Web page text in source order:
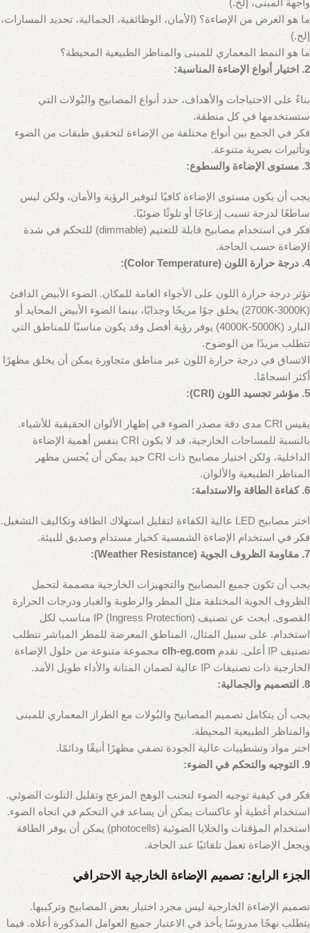
واجهة المبنى، إلخ.)
ما هو الغرض من الإضاءة؟ (الأمان، الوظائفية، الجمالية، تحديد المسارات،
إلخ.)
ما هو النمط المعماري للمبنى والمناظر الطبيعية المحيطة؟
2. اختيار أنواع الإضاءة المناسبة:
بناءً على الاحتياجات والأهداف، حدد أنواع المصابيح والبُولات التي
ستستخدمها في كل منطقة.
فكر في الجمع بين أنواع مختلفة من الإضاءة لتحقيق طبقات من الضوء
وتأثيرات بصرية متنوعة.
3. مستوى الإضاءة والسطوع:
يجب أن يكون مستوى الإضاءة كافيًا لتوفير الرؤية والأمان، ولكن ليس
ساطعًا لدرجة تسبب إزعاجًا أو تلوثًا ضوئيًا.
فكر في استخدام مصابيح قابلة للتعتيم (dimmable) للتحكم في شدة
الإضاءة حسب الحاجة.
4. درجة حرارة اللون (Color Temperature):
تؤثر درجة حرارة اللون على الأجواء العامة للمكان. الضوء الأبيض الدافئ
(2700K-3000K) يخلق جوًا مريحًا وجذابًا، بينما الضوء الأبيض المحايد أو
البارد (4000K-5000K) يوفر رؤية أفضل وقد يكون مناسبًا للمناطق التي
تتطلب مزيدًا من الوضوح.
الاتساق في درجة حرارة اللون عبر مناطق متجاورة يمكن أن يخلق مظهرًا
أكثر انسجامًا.
5. مؤشر تجسيد اللون (CRI):
يقيس CRI مدى دقة مصدر الضوء في إظهار الألوان الحقيقية للأشياء.
بالنسبة للمساحات الخارجية، قد لا يكون CRI بنفس أهمية الإضاءة
الداخلية، ولكن اختيار مصابيح ذات CRI جيد يمكن أن يُحسن مظهر
المناظر الطبيعية والألوان.
6. كفاءة الطاقة والاستدامة:
اختر مصابيح LED عالية الكفاءة لتقليل استهلاك الطاقة وتكاليف التشغيل.
فكر في استخدام الإضاءة الشمسية كخيار مستدام وصديق للبيئة.
7. مقاومة الظروف الجوية (Weather Resistance):
يجب أن تكون جميع المصابيح والتجهيزات الخارجية مصممة لتحمل
الظروف الجوية المختلفة مثل المطر والرطوبة والغبار ودرجات الحرارة
القصوى. ابحث عن تصنيف IP (Ingress Protection) مناسب لكل
استخدام. على سبيل المثال، المناطق المعرضة للمطر المباشر تتطلب
تصنيف IP أعلى. تقدم
clh-eg.com مجموعة متنوعة من حلول الإضاءة
الخارجية ذات تصنيفات IP عالية لضمان المتانة والأداء طويل الأمد.
8. التصميم والجمالية:
يجب أن يتكامل تصميم المصابيح والبُولات مع الطراز المعماري للمبنى
والمناظر الطبيعية المحيطة.
اختر مواد وتشطيبات عالية الجودة تضفي مظهرًا أنيقًا ودائمًا.
9. التوجيه والتحكم في الضوء:
فكر في كيفية توجيه الضوء لتجنب الوهج المزعج وتقليل التلوث الضوئي.
استخدام أغطية أو عاكسات يمكن أن يساعد في التحكم في اتجاه الضوء.
استخدام المؤقتات والخلايا الضوئية (photocells) يمكن أن يوفر الطاقة
ويجعل الإضاءة تعمل تلقائيًا عند الحاجة.
الجزء الرابع: تصميم الإضاءة الخارجية الاحترافي
تصميم الإضاءة الخارجية ليس مجرد اختيار بعض المصابيح وتركيبها.
يتطلب نهجًا مدروسًا يأخذ في الاعتبار جميع العوامل المذكورة أعلاه. فيما